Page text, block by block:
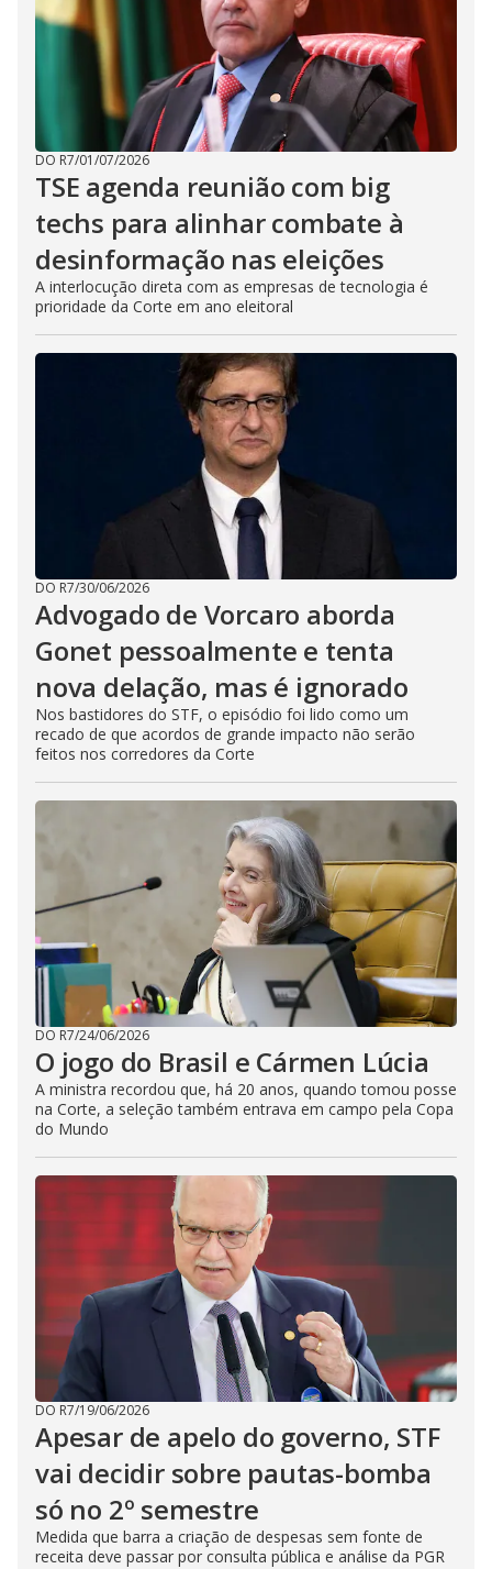
DO R7/01/07/2026
TSE agenda reunião com big
techs para alinhar combate à
desinformação nas eleições
A interlocução direta com as empresas de tecnologia é
prioridade da Corte em ano eleitoral
DO R7/30/06/2026
Advogado de Vorcaro aborda
Gonet pessoalmente e tenta
nova delação, mas é ignorado
Nos bastidores do STF, o episódio foi lido como um
recado de que acordos de grande impacto não serão
feitos nos corredores da Corte
DO R7/24/06/2026
O jogo do Brasil e Cármen Lúcia
A ministra recordou que, há 20 anos, quando tomou posse
na Corte, a seleção também entrava em campo pela Copa
do Mundo
DO R7/19/06/2026
Apesar de apelo do governo, STF
vai decidir sobre pautas-bomba
só no 2º semestre
Medida que barra a criação de despesas sem fonte de
receita deve passar por consulta pública e análise da PGR